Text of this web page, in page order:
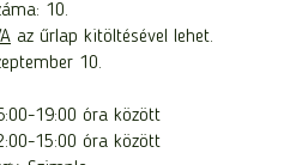
10.
az űrlap kitöltésével lehet.
10.
19:00 óra között
15:00 óra között